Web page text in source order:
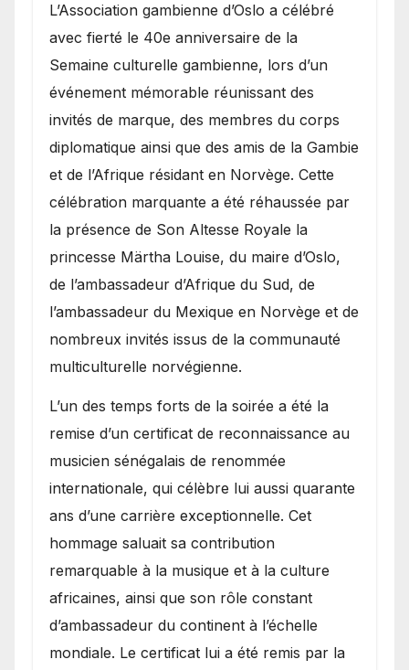
​L’Association gambienne d’Oslo a célébré
avec fierté le 40e anniversaire de la
Semaine culturelle gambienne, lors d’un
événement mémorable réunissant des
invités de marque, des membres du corps
diplomatique ainsi que des amis de la Gambie
et de l’Afrique résidant en Norvège. Cette
célébration marquante a été réhaussée par
la présence de Son Altesse Royale la
princesse Märtha Louise, du maire d’Oslo,
de l’ambassadeur d’Afrique du Sud, de
l’ambassadeur du Mexique en Norvège et de
nombreux invités issus de la communauté
multiculturelle norvégienne.
​L’un des temps forts de la soirée a été la
remise d’un certificat de reconnaissance au
musicien sénégalais de renommée
internationale, qui célèbre lui aussi quarante
ans d’une carrière exceptionnelle. Cet
hommage saluait sa contribution
remarquable à la musique et à la culture
africaines, ainsi que son rôle constant
d’ambassadeur du continent à l’échelle
mondiale. Le certificat lui a été remis par la